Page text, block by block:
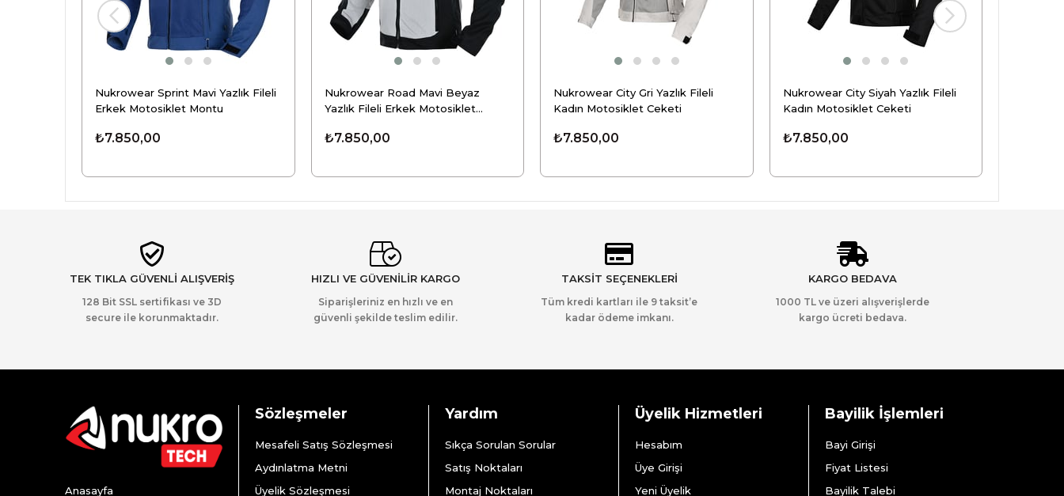
Nukrowear Sprint Mavi Yazlık Fileli
Erkek Motosiklet Montu
₺7.850,00
Nukrowear Road Mavi Beyaz
Yazlık Fileli Erkek Motosiklet
₺7.850,00
Nukrowear City Gri Yazlık Fileli
Kadın Motosiklet Ceketi
₺7.850,00
Nukrowear City Siyah Yazlık Fileli
Kadın Motosiklet Ceketi
₺7.850,00
TEK TIKLA GÜVENLİ ALIŞVERİŞ
128 Bit SSL sertifikası ve 3D
secure ile korunmaktadır.
HIZLI VE GÜVENİLİR KARGO
Siparişleriniz en hızlı ve en
güvenli şekilde teslim edilir.
TAKSİT SEÇENEKLERİ
Tüm kredi kartları ile 9 taksit’e
kadar ödeme imkanı.
KARGO BEDAVA
1000 TL ve üzeri alışverişlerde
kargo ücreti bedava.
Anasayfa
Sözleşmeler
Mesafeli Satış Sözleşmesi
Aydınlatma Metni
Üyelik Sözleşmesi
Yardım
Sıkça Sorulan Sorular
Satış Noktaları
Montaj Noktaları
Üyelik Hizmetleri
Hesabım
Üye Girişi
Yeni Üyelik
Bayilik İşlemleri
Bayi Girişi
Fiyat Listesi
Bayilik Talebi